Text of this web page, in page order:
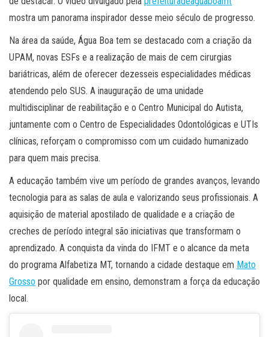
mostra um panorama inspirador desse meio século de progresso.
Na área da saúde, Água Boa tem se destacado com a criação da
UPAM, novas ESFs e a realização de mais de cem cirurgias
bariátricas, além de oferecer dezesseis especialidades médicas
atendendo pelo SUS. A inauguração de uma unidade
multidisciplinar de reabilitação e o Centro Municipal do Autista,
juntamente com o Centro de Especialidades Odontológicas e UTIs
clínicas, reforçam o compromisso com um cuidado humanizado
para quem mais precisa.
A educação também vive um período de grandes avanços, levando
tecnologia para as salas de aula e valorizando seus profissionais. A
aquisição de material apostilado de qualidade e a criação de
creches de período integral são iniciativas que transformam o
aprendizado. A conquista da vinda do IFMT e o alcance da meta
do programa Alfabetiza MT, tornando a cidade destaque em Mato
Grosso por qualidade em ensino, demonstram a força da educação
local.